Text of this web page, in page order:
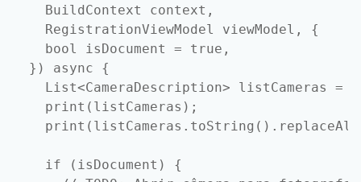
    BuildContext context,
    RegistrationViewModel viewModel, {
    bool isDocument = true,
  }) async {
List<CameraDescription> listCameras =
    print(listCameras);
    if (isDocument) {